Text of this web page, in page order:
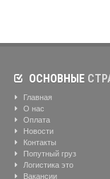
ОСНОВНЫЕ
Главная
О нас
Оплата
Новости
Контакты
Попутный груз
Логистика это
Вакансии